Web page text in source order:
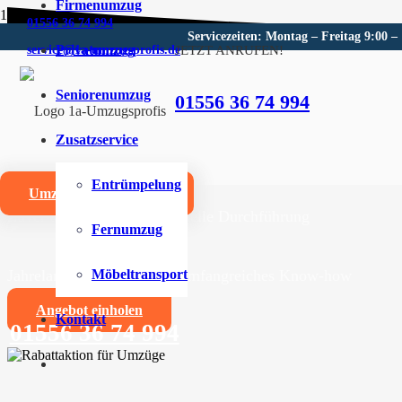
01556 36 74 994
service@1a-umzugsprofis.de
Servicezeiten: Montag – Freitag 9:00 –
JETZT ANRUFEN!
01556 36 74 994
Firmenumzug
Privatumzug
Seniorenumzug
Zusatzservice
Entrümpelung
Fernumzug
Möbeltransport
Kontakt
Umzugskostenrechner
Umzugsunternehmen für
Wir sind Ihr kompetentes Umzugsunternehmen für
Zuverlässige und professionelle Durchführung
Jahrelange Erfahrung und umfangreiches Know-how
Angebot einholen
01556 36 74 994